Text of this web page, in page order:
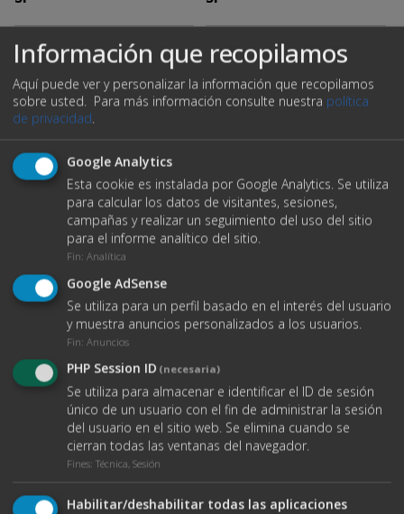
Precio m2:
3,20 € m
Información que recopilamos
Aquí puede ver y personalizar la información que recopilamos
sobre usted. Para más información consulte nuestra política
de privacidad.
Google Analytics
Esta cookie es instalada por Google Analytics. Se utiliza
para calcular los datos de visitantes, sesiones,
campañas y realizar un seguimiento del uso del sitio
para el informe analítico del sitio.
Fin: Analítica
Google AdSense
Se utiliza para un perfil basado en el interés del usuario
y muestra anuncios personalizados a los usuarios.
Fin: Anuncios
PHP Session ID (necesaria)
Se utiliza para almacenar e identificar el ID de sesión
único de un usuario con el fin de administrar la sesión
del usuario en el sitio web. Se elimina cuando se
cierran todas las ventanas del navegador.
Fines: Técnica, Sesión
Habilitar/deshabilitar todas las aplicaciones